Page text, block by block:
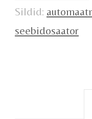
Sildid:
seebidosaator